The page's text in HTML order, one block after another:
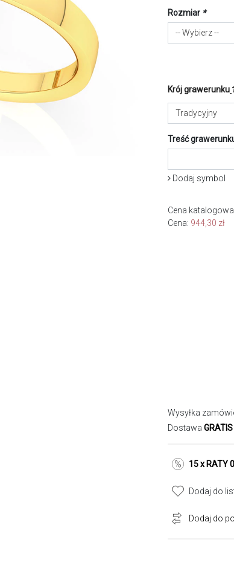
Rozmiar *
-- Wybierz --
Krój grawerunku
Tradycyjny
Treść
Dodaj symbol
Cena
Cena: 944,30 zł
Wysyłka
Dostawa GRATIS
15 x RATY
Dodaj do
Dodaj do